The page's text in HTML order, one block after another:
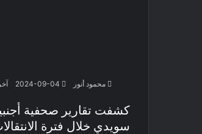
محمود أنور 2024-09-04 آخر
كشفت تقارير صحفية
سويدي خلال فترة